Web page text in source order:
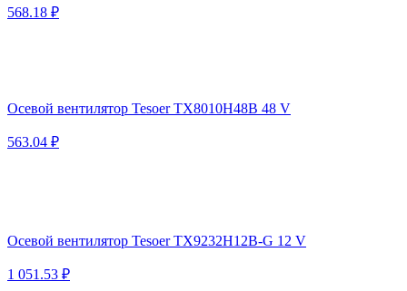
568.18 ₽
Осевой вентилятор Tesoer TX8010H48B 48 V
563.04 ₽
Осевой вентилятор Tesoer TX9232H12B-G 12 V
1 051.53 ₽